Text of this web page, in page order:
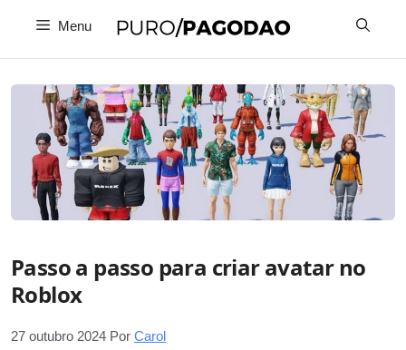
Menu
Passo a passo para criar avatar no
Roblox
27 outubro 2024 Por Carol